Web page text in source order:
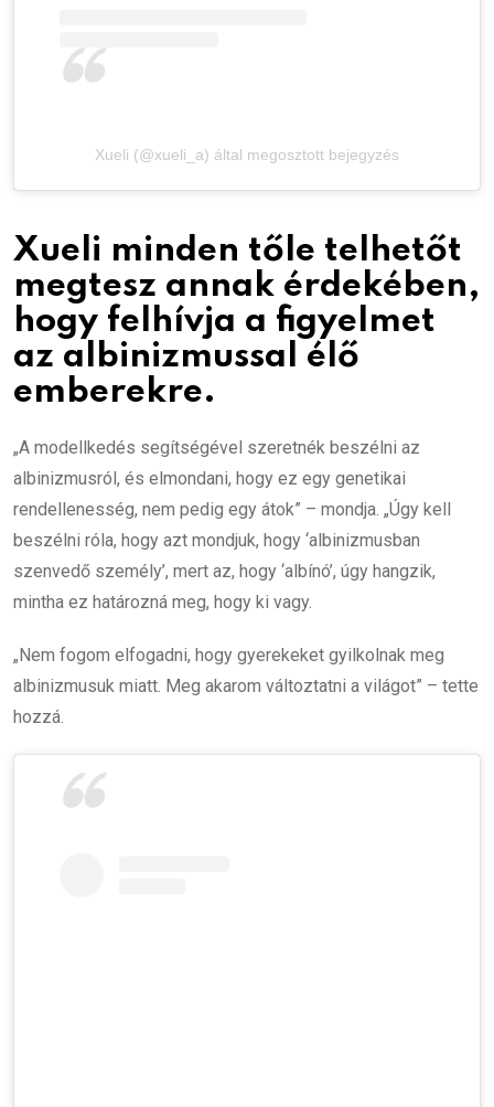
Xueli (@xueli_a) által megosztott bejegyzés
Xueli minden tőle telhetőt
megtesz annak érdekében,
hogy felhívja a figyelmet
az albinizmussal élő
emberekre.
„A modellkedés segítségével szeretnék beszélni az
albinizmusról, és elmondani, hogy ez egy genetikai
rendellenesség, nem pedig egy átok” – mondja. „Úgy kell
beszélni róla, hogy azt mondjuk, hogy ‘albinizmusban
szenvedő személy’, mert az, hogy ‘albínó’, úgy hangzik,
mintha ez határozná meg, hogy ki vagy.
„Nem fogom elfogadni, hogy gyerekeket gyilkolnak meg
albinizmusuk miatt. Meg akarom változtatni a világot” – tette
hozzá.